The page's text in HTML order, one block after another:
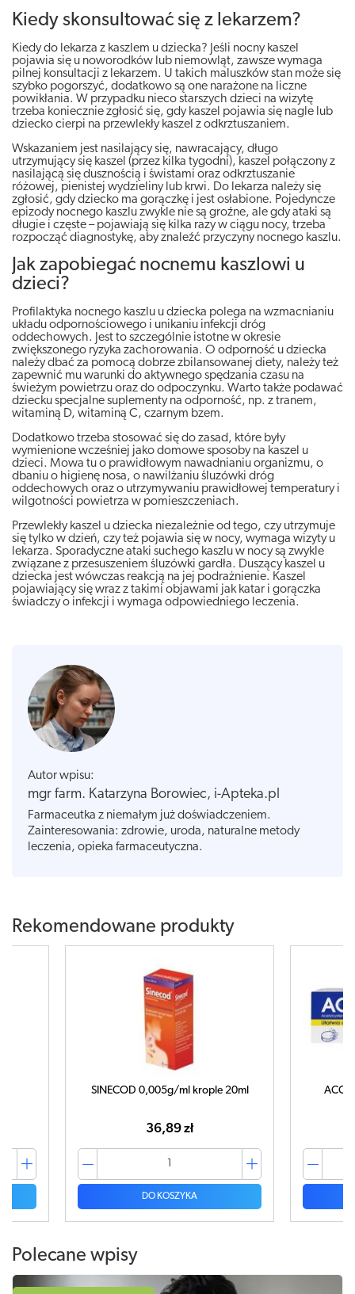
Kiedy skonsultować się z lekarzem?
Kiedy do lekarza z kaszlem u dziecka? Jeśli nocny kaszel
pojawia się u noworodków lub niemowląt, zawsze wymaga
pilnej konsultacji z lekarzem. U takich maluszków stan może się
szybko pogorszyć, dodatkowo są one narażone na liczne
powikłania. W przypadku nieco starszych dzieci na wizytę
trzeba koniecznie zgłosić się, gdy kaszel pojawia się nagle lub
dziecko cierpi na przewlekły kaszel z odkrztuszaniem.
Wskazaniem jest nasilający się, nawracający, długo
utrzymujący się kaszel (przez kilka tygodni), kaszel połączony z
nasilającą się dusznością i świstami oraz odkrztuszanie
różowej, pienistej wydzieliny lub krwi. Do lekarza należy się
zgłosić, gdy dziecko ma gorączkę i jest osłabione. Pojedyncze
epizody nocnego kaszlu zwykle nie są groźne, ale gdy ataki są
długie i częste – pojawiają się kilka razy w ciągu nocy, trzeba
rozpocząć diagnostykę, aby znaleźć przyczyny nocnego kaszlu.
Jak zapobiegać nocnemu kaszlowi u
dzieci?
Profilaktyka nocnego kaszlu u dziecka polega na wzmacnianiu
układu odpornościowego i unikaniu infekcji dróg
oddechowych. Jest to szczególnie istotne w okresie
zwiększonego ryzyka zachorowania. O odporność u dziecka
należy dbać za pomocą dobrze zbilansowanej diety, należy też
zapewnić mu warunki do aktywnego spędzania czasu na
świeżym powietrzu oraz do odpoczynku. Warto także podawać
dziecku specjalne suplementy na odporność, np. z tranem,
witaminą D, witaminą C, czarnym bzem.
Dodatkowo trzeba stosować się do zasad, które były
wymienione wcześniej jako domowe sposoby na kaszel u
dzieci. Mowa tu o prawidłowym nawadnianiu organizmu, o
dbaniu o higienę nosa, o nawilżaniu śluzówki dróg
oddechowych oraz o utrzymywaniu prawidłowej temperatury i
wilgotności powietrza w pomieszczeniach.
Przewlekły kaszel u dziecka niezależnie od tego, czy utrzymuje
się tylko w dzień, czy też pojawia się w nocy, wymaga wizyty u
lekarza. Sporadyczne ataki suchego kaszlu w nocy są zwykle
związane z przesuszeniem śluzówki gardła. Duszący kaszel u
dziecka jest wówczas reakcją na jej podrażnienie. Kaszel
pojawiający się wraz z takimi objawami jak katar i gorączka
świadczy o infekcji i wymaga odpowiedniego leczenia.
Autor wpisu:
mgr farm. Katarzyna Borowiec, i-Apteka.pl
Farmaceutka z niemałym już doświadczeniem.
Zainteresowania: zdrowie, uroda, naturalne metody
leczenia, opieka farmaceutyczna.
Rekomendowane produkty
SINECOD 0,005g/ml krople 20ml
36,89 zł
DO KOSZYKA
ACC
Polecane wpisy